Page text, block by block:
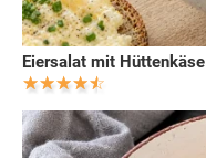
Eiersalat mit Hüttenkäse